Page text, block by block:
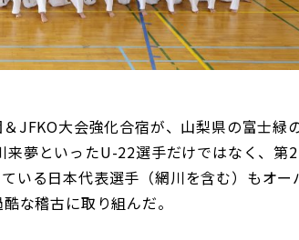
JFKO大会強化合宿が、山梨県の富士緑
夢といったU-22選手だけではなく、第2
いる日本代表選手（網川を含む）もオー
な稽古に取り組んだ。